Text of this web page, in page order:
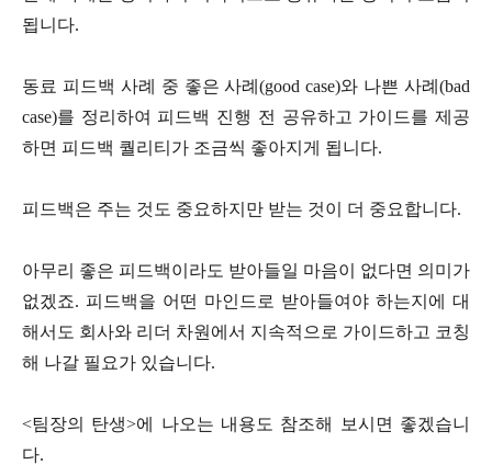
됩니다.
동료 피드백 사례 중 좋은 사례(good case)와 나쁜 사례(bad
case)를 정리하여 피드백 진행 전 공유하고 가이드를 제공
하면 피드백 퀄리티가 조금씩 좋아지게 됩니다.
피드백은 주는 것도 중요하지만 받는 것이 더 중요합니다.
아무리 좋은 피드백이라도 받아들일 마음이 없다면 의미가
없겠죠. 피드백을 어떤 마인드로 받아들여야 하는지에 대
해서도 회사와 리더 차원에서 지속적으로 가이드하고 코칭
해 나갈 필요가 있습니다.
<팀장의 탄생>에 나오는 내용도 참조해 보시면 좋겠습니
다.